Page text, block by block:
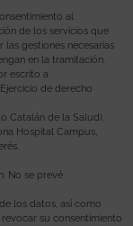
al
de los servicios que
las gestiones necesarias
en la tramitación.
escrito a
de derecho
Catalán de la Salud).
Hospital Campus,
No se prevé
los datos, así como
su consentimiento